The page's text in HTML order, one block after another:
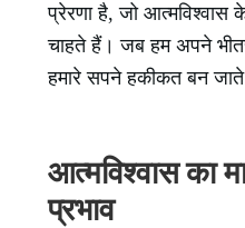
प्रेरणा है, जो
चाहते हैं। जब हम अपने
हमारे सपने हकीकत बन
आत्मविश्वास का
प्रभाव